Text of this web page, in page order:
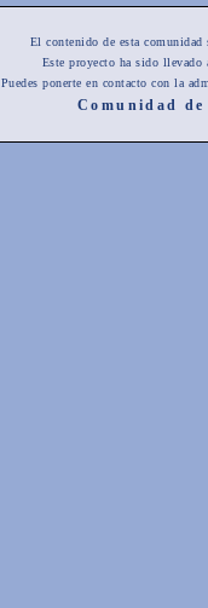
El contenido de esta
Este proyecto ha sido
Puedes ponerte en contacto con la
Comunidad